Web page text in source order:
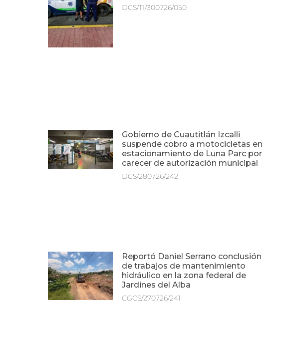
DCS/TI/300726/050
Gobierno de Cuautitlán Izcalli
suspende cobro a motocicletas en
estacionamiento de Luna Parc por
carecer de autorización municipal
DCS/280726/242
Reportó Daniel Serrano conclusión
de trabajos de mantenimiento
hidráulico en la zona federal de
Jardines del Alba
CGCS/270726/241